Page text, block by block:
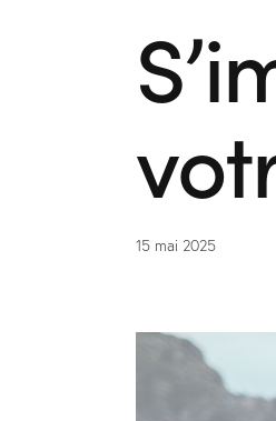
15 mai 2025